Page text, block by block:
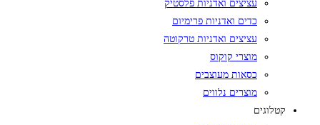
עציצים ואדניות פלסטיק
כדים ואדניות פרימיום
עציצים ואדניות טרקוטה
מוצרי קוקוס
כסאות מעוצבים
מוצרים נלווים
קטלוגים